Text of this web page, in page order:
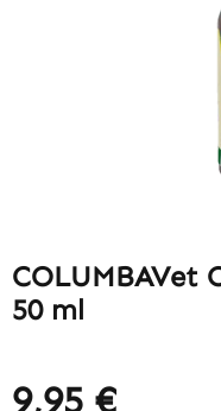
COLUMBAVet
50 ml
Regulärer Preis:
9,95 €